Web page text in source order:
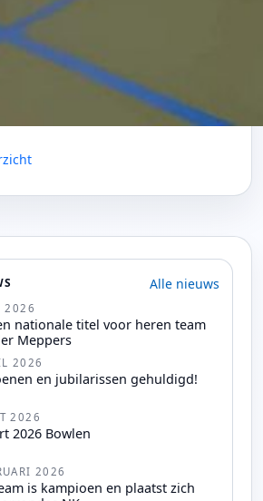
Alle nieuws
2026
nationale titel voor heren team
Meppers
2026
en jubilarissen gehuldigd!
2026
2026 Bowlen
2026
is kampioen en plaatst zich